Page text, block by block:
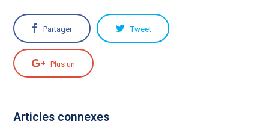
Partager Tweet
Plus un
Articles connexes